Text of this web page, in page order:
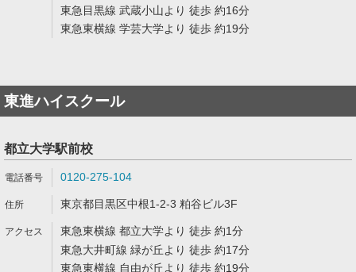
東急目黒線 武蔵小山より 徒歩 約16分
東急東横線 学芸大学より 徒歩 約19分
東進ハイスクール
都立大学駅前校
0120-275-104
東京都目黒区中根1-2-3 粕谷ビル3F
東急東横線 都立大学より 徒歩 約1分
東急大井町線 緑が丘より 徒歩 約17分
東急東横線 自由が丘より 徒歩 約19分